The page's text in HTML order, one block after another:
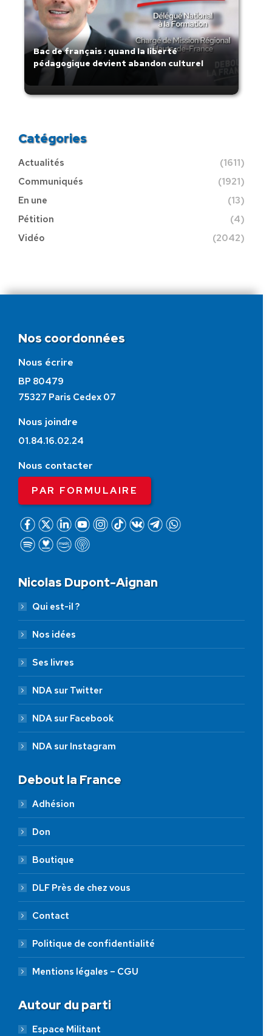
Bac de français : quand la liberté
pédagogique devient abandon culturel
Catégories
Actualités
(1611)
Communiqués
(1921)
En une
(13)
Pétition
(4)
Vidéo
(2042)
Nos coordonnées
Nous écrire
BP 80479
75327 Paris Cedex 07
Nous joindre
01.84.16.02.24
Nous contacter
PAR FORMULAIRE
Nicolas Dupont-Aignan
Qui est-il ?
Nos idées
Ses livres
NDA sur Twitter
NDA sur Facebook
NDA sur Instagram
Debout la France
Adhésion
Don
Boutique
DLF Près de chez vous
Contact
Politique de confidentialité
Mentions légales – CGU
Autour du parti
Espace Militant